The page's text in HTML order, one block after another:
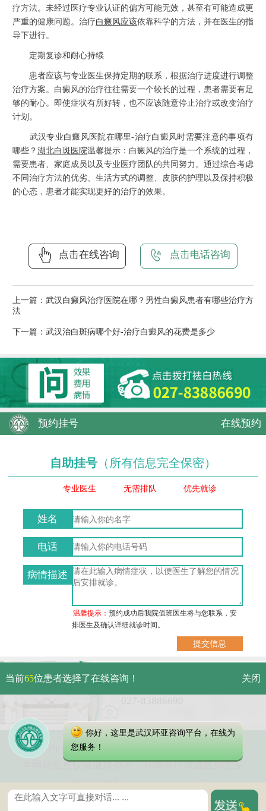
疗方法。未经过医疗专业认证的偏方可能无效，甚至有可能造成更
严重的健康问题。治疗白癜风应该依靠科学的方法，并在医生的指
导下进行。
定期复诊和耐心持续
患者应该与专业医生保持定期的联系，根据治疗进度进行调整
治疗方案。白癜风的治疗往往需要一个较长的过程，患者需要有足
够的耐心。即使症状有所好转，也不应该随意停止治疗或改变治疗
计划。
武汉专业白癜风医院在哪里-治疗白癜风时需要注意的事项有
哪些？ 湖北白斑医院温馨提示：白癜风的治疗是一个系统的过程，
需要患者、家庭成员以及专业医疗团队的共同努力。通过综合考虑
不同治疗方法的优劣、生活方式的调整、皮肤的护理以及保持积极
的心态，患者才能实现更好的治疗的效果。
点击在线咨询 点击电话咨询
上一篇： 武汉白癜风治疗医院在哪？男性白癜风患者有哪些治疗方
法
下一篇： 武汉治白斑病哪个好-治疗白癜风的花费是多少
预约挂号 在线预约
自助挂号 （所有信息完全保密）
专业医生 无需排队 优先就诊
姓名
电话
病情描述
温馨提示：预约成功后我院值班医生将与您联系，安
排医生及确认详细就诊时间。
武汉市硚口区解放大道479号
免费电话：
Copyright 2023 武汉环亚中医白癜风医院
本网站信息仅做健康参考，具体诊疗请遵医师意见
鄂ICP备16003424号-5
当前65位患者选择了在线咨询！ 关闭
你好，这里是武汉环亚咨询平台，在线为
您服务！